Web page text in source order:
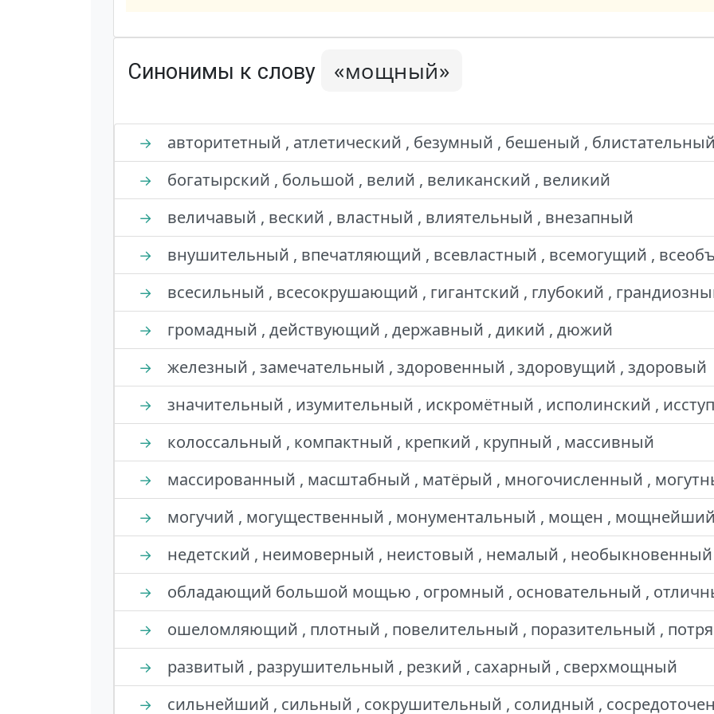
Синонимы к слову «мощный»
→ авторитетный , атлетический , безумный , бешеный , блистательный
→ богатырский , большой , велий , великанский , великий
→ величавый , веский , властный , влиятельный , внезапный
→ внушительный , впечатляющий , всевластный , всемогущий ,
→ всесильный , всесокрушающий , гигантский , глубокий ,
→ громадный , действующий , державный , дикий , дюжий
→ железный , замечательный , здоровенный , здоровущий , здоровый
→ значительный , изумительный , искромётный , исполинский ,
→ колоссальный , компактный , крепкий , крупный , массивный
→ массированный , масштабный , матёрый , многочисленный ,
→ могучий , могущественный , монументальный , мощен , мощнейший
→ недетский , неимоверный , неистовый , немалый , необыкновенный
→ обладающий большой мощью , огромный , основательный ,
→ ошеломляющий , плотный , повелительный , поразительный ,
→ развитый , разрушительный , резкий , сахарный , сверхмощный
→ сильнейший , сильный , сокрушительный , солидный ,